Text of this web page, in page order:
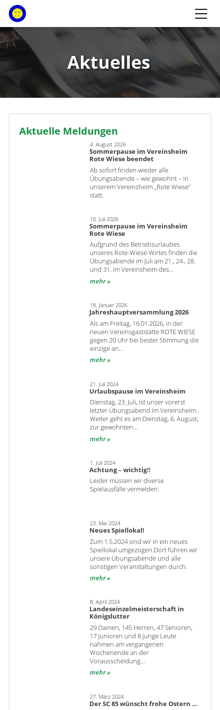
Aktuelles
Aktuelle Meldungen
4. August 2026
Sommerpause im Vereinsheim
Rote Wiese beendet
Ab sofort finden wieder alle
Übungsabende – wie gewohnt – in
unserem Vereinsheim „Rote Wiese“
statt.
10. Juli 2026
Sommerpause im Vereinsheim
Rote Wiese
Aufgrund des Betriebsurlaubes
unseres Rote-Wiese-Wirtes finden die
Übungsabende im Juli am 21., 24., 28.
und 31. im Vereinsheim des…
mehr
18. Januar 2026
Jahreshauptversammlung 2026
Als am Freitag, 16.01.2026, in der
neuen Vereinsgaststätte ROTE WIESE
gegen 20 Uhr bei bester Stimmung die
einzige an…
mehr
21. Juli 2024
Urlaubspause im Vereinsheim
Dienstag, 23. Juli, ist unser vorerst
letzter Übungsabend im Vereinsheim.
Weiter geht es am Dienstag, 6. August,
zur gewohnten…
mehr
1. Juli 2024
Achtung – wichtig‼
Leider müssen wir diverse
Spielausfälle vermelden:
23. Mai 2024
Neues Spiellokal!
Zum 1.5.2024 sind wir in ein neues
Spiellokal umgezogen.Dort führen wir
unsere Übungsabende und alle
sonstigen Veranstaltungen durch.
mehr
8. April 2024
Landeseinzelmeisterschaft in
Königslutter
29 Damen, 145 Herren, 47 Senioren,
17 Junioren und 8 junge Leute
nahmen am vergangenen
Wochenende an der
Vorausscheidung…
mehr
27. März 2024
Der SC 85 wünscht frohe Ostern …